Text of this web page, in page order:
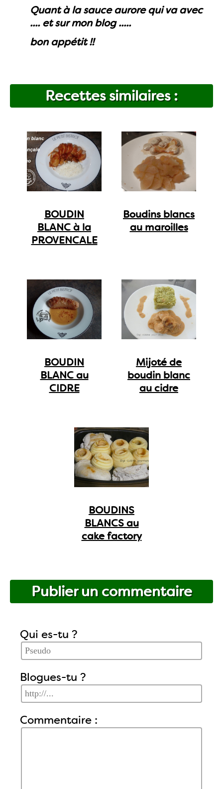
Quant à la sauce aurore qui va avec
.... et sur mon blog .....
bon appétit !!
Recettes similaires :
BOUDIN
BLANC à la
PROVENCALE
Boudins blancs
au maroilles
BOUDIN
BLANC au
CIDRE
Mijoté de
boudin blanc
au cidre
BOUDINS
BLANCS au
cake factory
Publier un commentaire
Qui es-tu ?
Blogues-tu ?
Commentaire :